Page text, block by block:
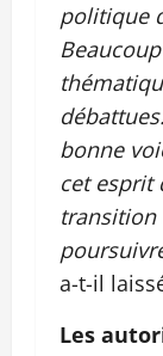
politique
bonne
cet esprit
transition
a-t-il
Les